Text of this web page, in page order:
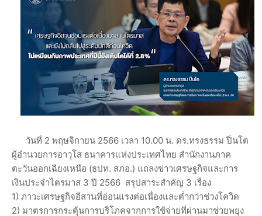
วันที่ 2 พฤษจิกายน 2566 เวลา 10.00 น. ดร.ทรงธรรม ปิ่นโต
ผู้อำนวยการอาวุโส ธนาคารแห่งประเทศไทย สำนักงานภาค
ตะวันออกเฉียงเหนือ (ธปท. สภอ.) แถลงข่าวเศรษฐกิจและการ
เงินประจำไตรมาส 3 ปี 2566 สรุปสาระสำคัญ 3 เรื่อง
1) ภาวะเศรษฐกิจอีสานที่อ่อนแรงต่อเนื่องและต่ำกว่าช่วงโควิด
2) มาตรการกระตุ้นการบริโภคจากการใช้จ่ายที่ผ่านมาช่วยพยุง